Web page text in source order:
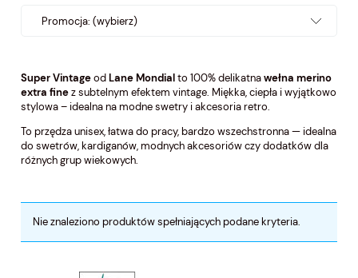
Promocja: (wybierz)
Super VintageodLane Mondialto 100% delikatnawełna merino
extra finez subtelnym efektem vintage. Miękka, ciepła i wyjątkowo
stylowa – idealna na modne swetry i akcesoria retro.
To przędza unisex, łatwa do pracy, bardzo wszechstronna — idealna
do swetrów, kardiganów, modnych akcesoriów czy dodatków dla
różnych grup wiekowych.
Nie znaleziono produktów spełniających podane kryteria.